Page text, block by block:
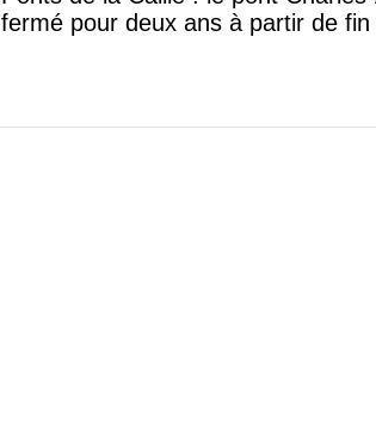
fermé pour deux ans à partir de fin